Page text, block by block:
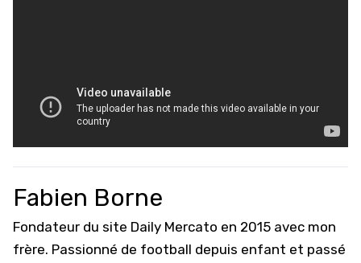
Fabien Borne
Fondateur du site Daily Mercato en 2015 avec mon
frère. Passionné de football depuis enfant et passé